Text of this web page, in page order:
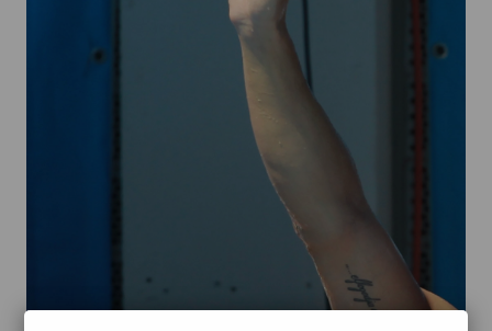
MOB
Kettőskarrier-program
Társszervezetek